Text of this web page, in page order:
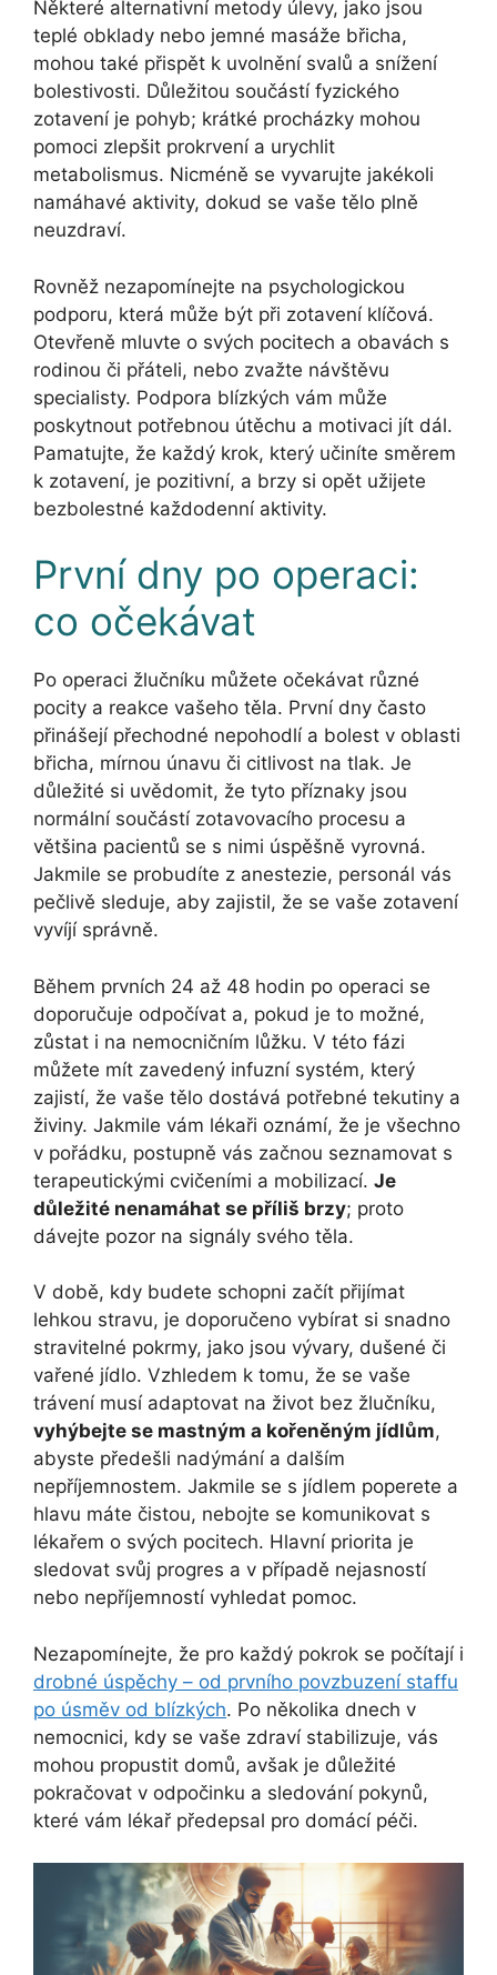
Některé alternativní metody úlevy, jako jsou
teplé obklady nebo jemné masáže břicha,
mohou také přispět k uvolnění svalů a snížení
bolestivosti. Důležitou součástí fyzického
zotavení je pohyb; krátké procházky mohou
pomoci zlepšit prokrvení a urychlit
metabolismus. Nicméně se vyvarujte jakékoli
namáhavé aktivity, dokud se vaše tělo plně
neuzdraví.
Rovněž nezapomínejte na psychologickou
podporu, která může být při zotavení klíčová.
Otevřeně mluvte o svých pocitech a obavách s
rodinou či přáteli, nebo zvažte návštěvu
specialisty. Podpora blízkých vám může
poskytnout potřebnou útěchu a motivaci jít dál.
Pamatujte, že každý krok, který učiníte směrem
k zotavení, je pozitivní, a brzy si opět užijete
bezbolestné každodenní aktivity.
První dny po operaci:
co očekávat
Po operaci žlučníku můžete očekávat různé
pocity a reakce vašeho těla. První dny často
přinášejí přechodné nepohodlí a bolest v oblasti
břicha, mírnou únavu či citlivost na tlak. Je
důležité si uvědomit, že tyto příznaky jsou
normální součástí zotavovacího procesu a
většina pacientů se s nimi úspěšně vyrovná.
Jakmile se probudíte z anestezie, personál vás
pečlivě sleduje, aby zajistil, že se vaše zotavení
vyvíjí správně.
Během prvních 24 až 48 hodin po operaci se
doporučuje odpočívat a, pokud je to možné,
zůstat i na nemocničním lůžku. V této fázi
můžete mít zavedený infuzní systém, který
zajistí, že vaše tělo dostává potřebné tekutiny a
živiny. Jakmile vám lékaři oznámí, že je všechno
v pořádku, postupně vás začnou seznamovat s
terapeutickými cvičeními a mobilizací. Je
důležité nenamáhat se příliš brzy; proto
dávejte pozor na signály svého těla.
V době, kdy budete schopni začít přijímat
lehkou stravu, je doporučeno vybírat si snadno
stravitelné pokrmy, jako jsou vývary, dušené či
vařené jídlo. Vzhledem k tomu, že se vaše
trávení musí adaptovat na život bez žlučníku,
vyhýbejte se mastným a kořeněným jídlům,
abyste předešli nadýmání a dalším
nepříjemnostem. Jakmile se s jídlem poperete a
hlavu máte čistou, nebojte se komunikovat s
lékařem o svých pocitech. Hlavní priorita je
sledovat svůj progres a v případě nejasností
nebo nepříjemností vyhledat pomoc.
Nezapomínejte, že pro každý pokrok se počítají i
drobné úspěchy – od prvního povzbuzení staffu
po úsměv od blízkých. Po několika dnech v
nemocnici, kdy se vaše zdraví stabilizuje, vás
mohou propustit domů, avšak je důležité
pokračovat v odpočinku a sledování pokynů,
které vám lékař předepsal pro domácí péči.